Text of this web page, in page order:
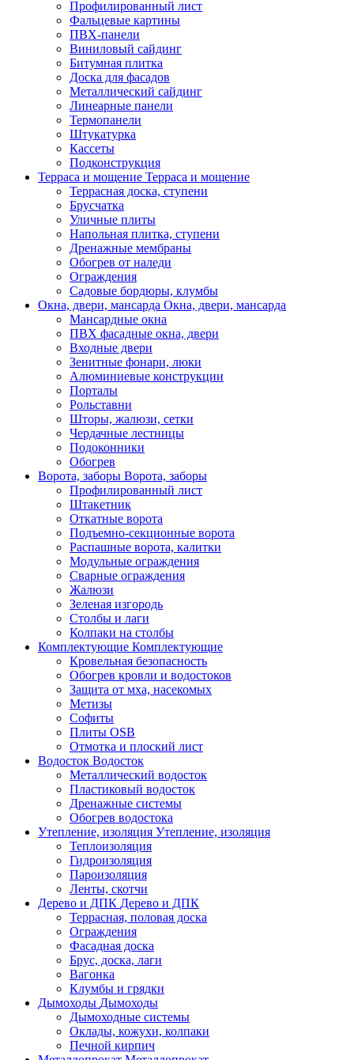
Профилированный лист
Фальцевые картины
ПВХ-панели
Виниловый сайдинг
Битумная плитка
Доска для фасадов
Металлический сайдинг
Линеарные панели
Термопанели
Штукатурка
Кассеты
Подконструкция
Терраса и мощение Терраса и мощение
Террасная доска, ступени
Брусчатка
Уличные плиты
Напольная плитка, ступени
Дренажные мембраны
Обогрев от наледи
Ограждения
Садовые бордюры, клумбы
Окна, двери, мансарда Окна, двери, мансарда
Мансардные окна
ПВХ фасадные окна, двери
Входные двери
Зенитные фонари, люки
Алюминиевые конструкции
Порталы
Рольставни
Шторы, жалюзи, сетки
Чердачные лестницы
Подоконники
Обогрев
Ворота, заборы Ворота, заборы
Профилированный лист
Штакетник
Откатные ворота
Подъемно-секционные ворота
Распашные ворота, калитки
Модульные ограждения
Сварные ограждения
Жалюзи
Зеленая изгородь
Столбы и лаги
Колпаки на столбы
Комплектующие Комплектующие
Кровельная безопасность
Обогрев кровли и водостоков
Защита от мха, насекомых
Метизы
Софиты
Плиты OSB
Отмотка и плоский лист
Водосток Водосток
Металлический водосток
Пластиковый водосток
Дренажные системы
Обогрев водостока
Утепление, изоляция Утепление, изоляция
Теплоизоляция
Гидроизоляция
Пароизоляция
Ленты, скотчи
Дерево и ДПК Дерево и ДПК
Террасная, половая доска
Ограждения
Фасадная доска
Брус, доска, лаги
Вагонка
Клумбы и грядки
Дымоходы Дымоходы
Дымоходные системы
Оклады, кожухи, колпаки
Печной кирпич